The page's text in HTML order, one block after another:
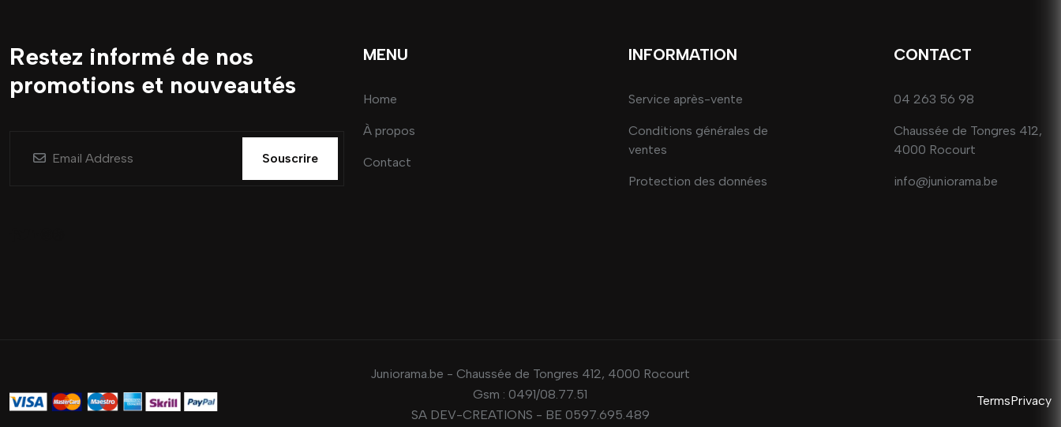
Restez informé de nos
promotions et nouveautés
Souscrire
MENU
Home
À propos
Contact
INFORMATION
Service après-vente
Conditions générales de
ventes
Protection des données
CONTACT
04 263 56 98
Chaussée de Tongres 412,
4000 Rocourt
info@juniorama.be
Juniorama.be - Chaussée de Tongres 412, 4000 Rocourt
Gsm : 0491/08.77.51
SA DEV-CREATIONS - BE 0597.695.489
TermsPrivacy